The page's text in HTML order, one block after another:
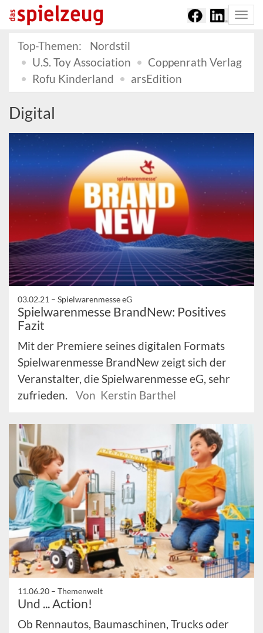
Top-Themen:
Nordstil
U.S. Toy Association
Coppenrath Verlag
Rofu Kinderland
arsEdition
Digital
03.02.21 – Spielwarenmesse eG
Spielwarenmesse BrandNew: Positives
Fazit
Mit der Premiere seines digitalen Formats
Spielwarenmesse BrandNew zeigt sich der
Veranstalter, die Spielwarenmesse eG, sehr
zufrieden.
Von Kerstin Barthel
11.06.20 – Themenwelt
Und ... Action!
Ob Rennautos, Baumaschinen, Trucks oder